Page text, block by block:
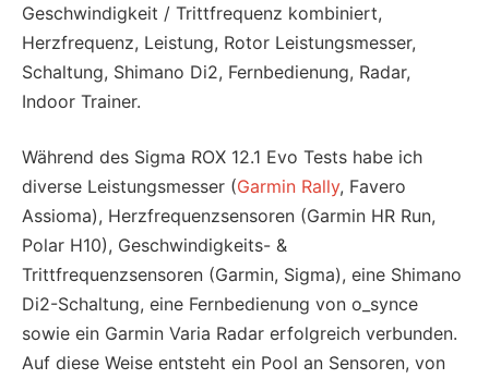
Geschwindigkeit / Trittfrequenz kombiniert,
Herzfrequenz, Leistung, Rotor Leistungsmesser,
Schaltung, Shimano Di2, Fernbedienung, Radar,
Indoor Trainer.
Während des Sigma ROX 12.1 Evo Tests habe ich
diverse Leistungsmesser (Garmin Rally, Favero
Assioma), Herzfrequenzsensoren (Garmin HR Run,
Polar H10), Geschwindigkeits- &
Trittfrequenzsensoren (Garmin, Sigma), eine Shimano
Di2-Schaltung, eine Fernbedienung von o_synce
sowie ein Garmin Varia Radar erfolgreich verbunden.
Auf diese Weise entsteht ein Pool an Sensoren, von